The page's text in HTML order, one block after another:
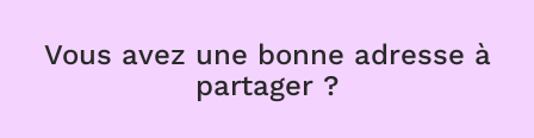
Vous avez une bonne adresse à
partager ?